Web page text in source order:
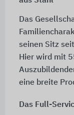
Das
seinen Sitz
Hier wird mit
eine breite
Das Full-